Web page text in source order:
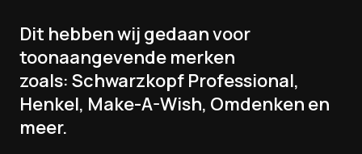
Dit hebben wij gedaan voor
toonaangevende merken
zoals: Schwarzkopf Professional,
Henkel, Make-A-Wish, Omdenken en
meer.